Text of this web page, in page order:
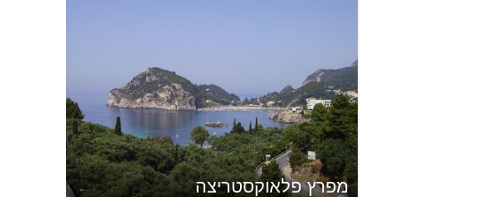
מפרץ פלאוקסטריצה